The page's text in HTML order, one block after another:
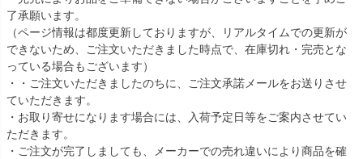
了承願います。
（ページ情報は都度更新しておりますが、リアルタイムでの更新が
できないため、ご注文いただきました時点で、在庫切れ・完売とな
っている場合もございます）
・・ご注文いただきましたのちに、ご注文承諾メールをお送りさせ
ていただきます。
・お取り寄せになります場合には、入荷予定日等をご案内させてい
ただきます。
・ご注文が完了しましても、メーカーでの売れ違いにより商品を確